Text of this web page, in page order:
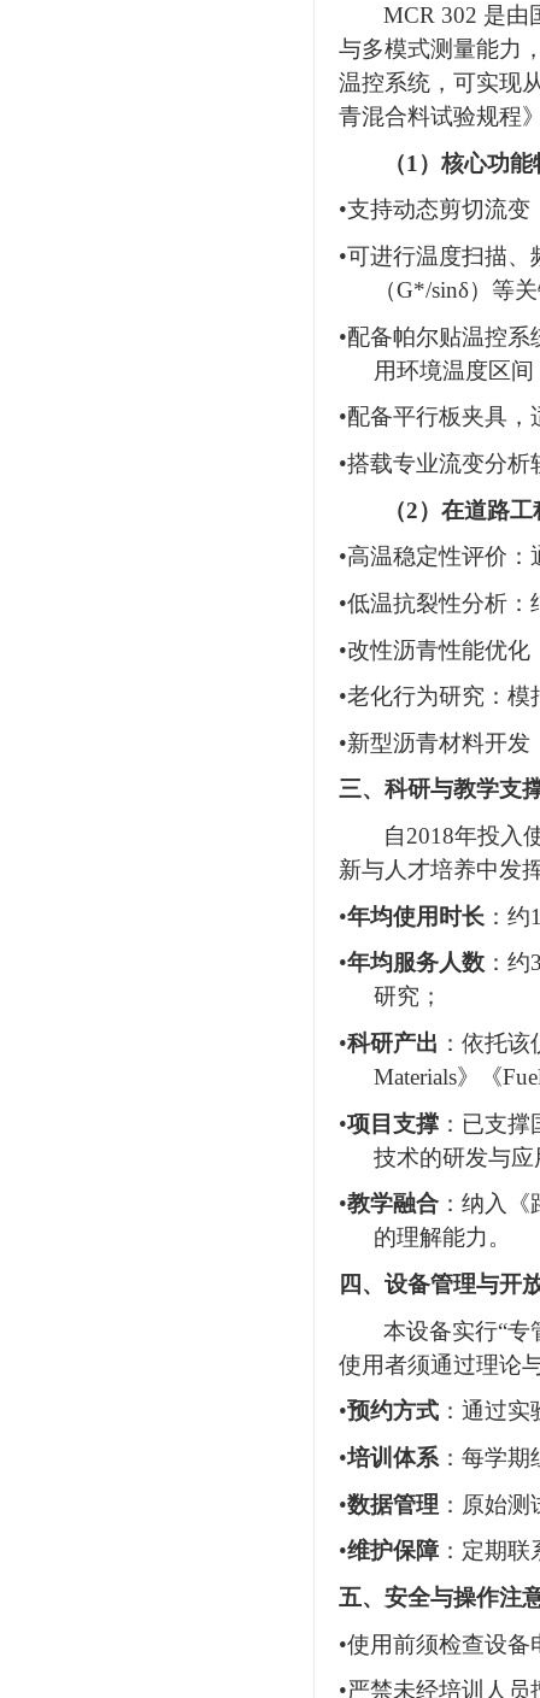
MCR 302 是由
与多模式测量能力
温控系统，可实现
青混合料试验规程
（1 ）核心功能
•支持动态剪切流变
•可进行温度扫描、
（G*/sinδ）等
•配备帕尔贴温控系
用环境温度区间
•配备平行板夹具，
•搭载专业流变分析
（2）在道路工
•高温稳定性评价：
•低温抗裂性分析：
•改性沥青性能优化
•老化行为研究：模
•新型沥青材料开发
三、科研与教学支
自2018年投入
新与人才培养中发
•年均使用时长 ：
•年均服务人数 ：
研究；
•科研产出 ：依托
Materials》《
•项目支撑 ：已支
技术的研发与应
•教学融合 ：纳入《
的理解能力。
四、设备管理与开
本设备实行“
使用者须通过理论
•预约方式 ：通过
•培训体系 ：每学
•数据管理 ：原始
•维护保障 ：定期联
五、安全与操作注
•使用前须检查设备
•严禁未经培训人